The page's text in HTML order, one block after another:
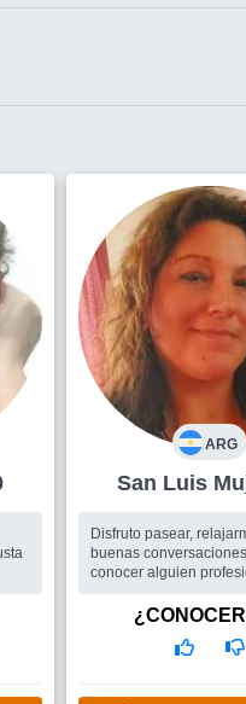
ARG
San
Disfruto pasear,
buenas
conocer alguien
buena compañias que
me permitan encontrar
me gustaria